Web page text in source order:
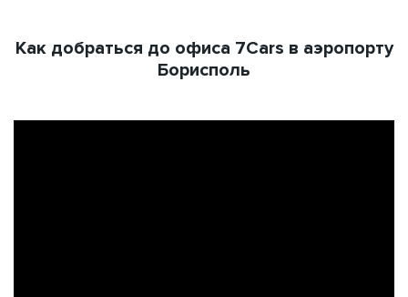
Как добраться до офиса 7Cars в аэропорту
Борисполь